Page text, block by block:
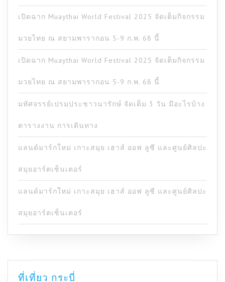
เปิดฉาก Muaythai World Festival 2025 จัดเต็มกิจกรรม
มวยไทย ณ สยามพารากอน 5-9 ก.พ. 68 นี้
เปิดฉาก Muaythai World Festival 2025 จัดเต็มกิจกรรม
มวยไทย ณ สยามพารากอน 5-9 ก.พ. 68 นี้
มหัศจรรย์เปรมประชาวนารักษ์ จัดเต็ม 3 วัน มีอะไรบ้าง
ตารางงาน การเดินทาง
แลนด์มาร์กใหม่ เกาะสมุย เฮาส์ ออฟ ลูซี และศูนย์ศิลปะ
สมุยอาร์ตเซ็นเตอร์
แลนด์มาร์กใหม่ เกาะสมุย เฮาส์ ออฟ ลูซี และศูนย์ศิลปะ
สมุยอาร์ตเซ็นเตอร์
ที่เที่ยว กระบี่